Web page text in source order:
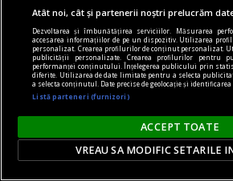
vinuri premium
Vinuri premium - selecții
cunoscători
În lumea vinului, diferența
obișnuit și o experiență
origine, rafinament și atenția
cunoscători, alegerea nu se
Atât noi, cât și partenerii noștri prelucrăm
Dezvoltarea și îmbunătățirea serviciilor. Măsurarea
accesarea informațiilor de pe un dispozitiv. Utilizarea
personalizat. Crearea profilurilor de conținut personalizat.
publicității personalizate. Crearea profilurilor pentru
performanței conținutului. Înțelegerea publicului prin
diferite. Utilizarea de date limitate pentru a selecta
a selecta conținutul. Date precise de geolocație și
Listă parteneri (furnizori)
ACCEPT TOATE
VREAU SA MODIFIC SETARILE